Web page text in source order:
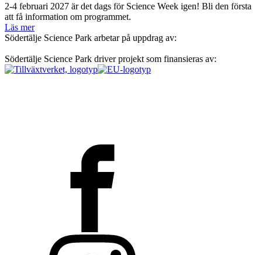
2-4 februari 2027 är det dags för Science Week igen! Bli den första
att få information om programmet.
Läs mer
Södertälje Science Park arbetar på uppdrag av:
Södertälje Science Park driver projekt som finansieras av: